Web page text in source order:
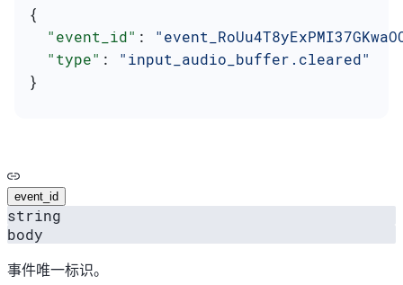
{
  "event_id"
:
  "type"
: "input_audio_buffer.cleared"
}
event_id
string
body
事件唯一标识。